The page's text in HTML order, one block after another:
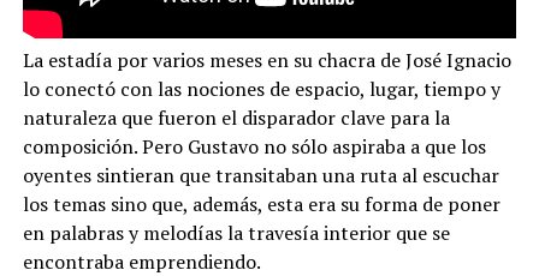
La estadía por varios meses en su chacra de José Ignacio
lo conectó con las nociones de espacio, lugar, tiempo y
naturaleza que fueron el disparador clave para la
composición. Pero Gustavo no sólo aspiraba a que los
oyentes sintieran que transitaban una ruta al escuchar
los temas sino que, además, esta era su forma de poner
en palabras y melodías la travesía interior que se
encontraba emprendiendo.